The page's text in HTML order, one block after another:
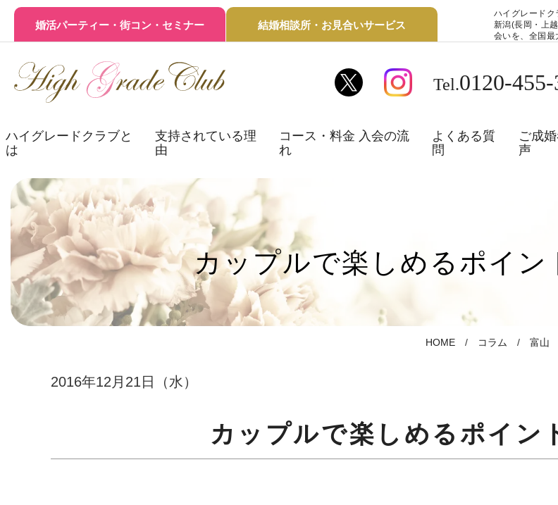
婚活パーティー・街コン・セミナー 結婚相談所・お見合いサービス
ハイグレードク
新潟(長岡・上
会いを、全国最
Tel.0120-
ハイグレードクラブと
は
支持されている理
由
コース・料金 入会の流
れ
よくある質
問
ご成
声
カップルで楽しめるポイン
HOME コラム 富山
2016年12月21日（水）
カップルで楽しめるポイン